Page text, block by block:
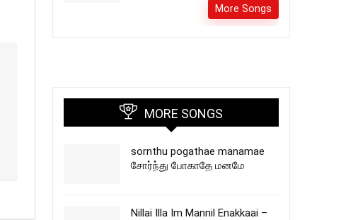
More Songs
MORE SONGS
sornthu pogathae manamae
சோர்ந்து போகாதே மனமே
Nillai Illa Im Mannil Enakkaai –